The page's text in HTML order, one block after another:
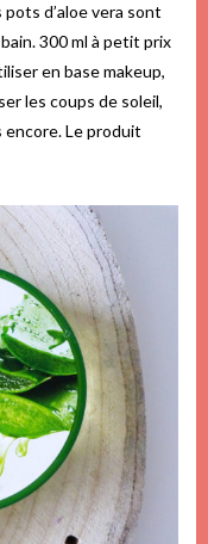
d’aloe vera sont
300 ml à petit prix
en base makeup,
les coups de soleil,
encore. Le produit